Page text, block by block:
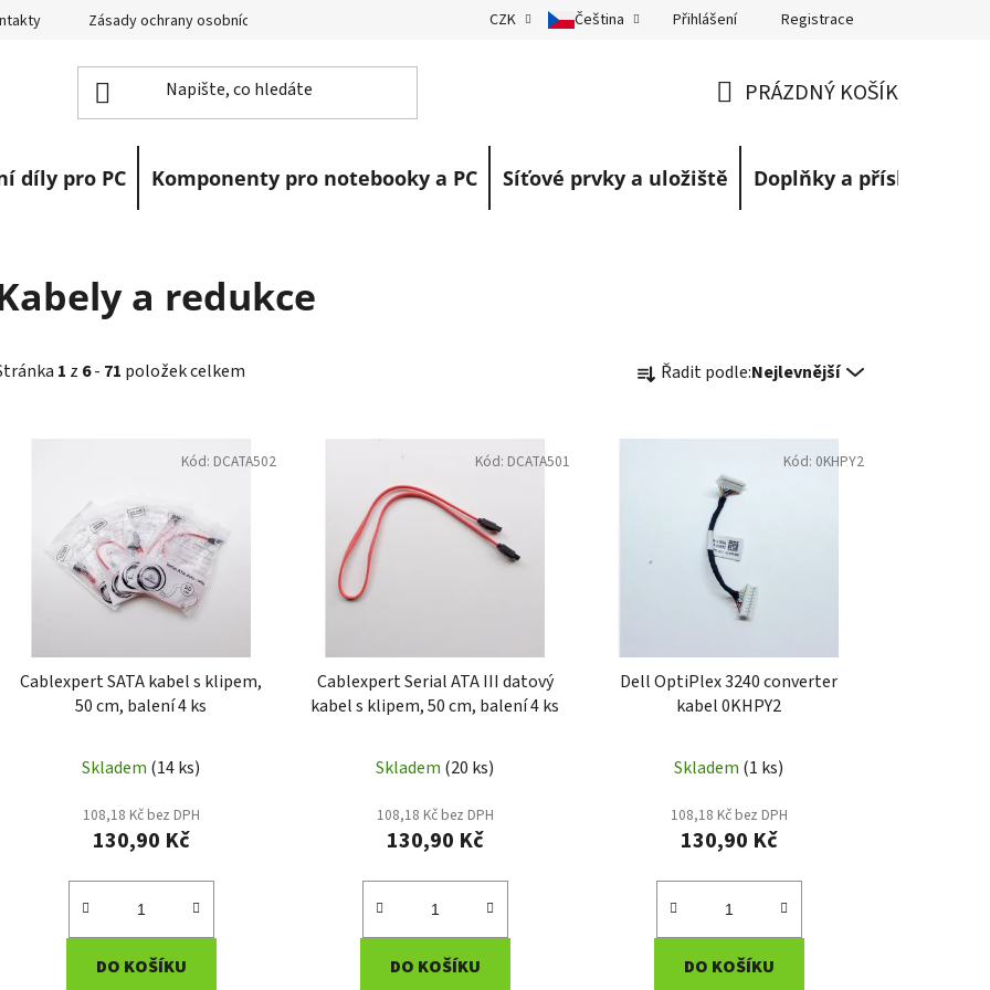
Zásady ochrany osobních údajů Reklamace Obchodní podmínky Blog
CZK Čeština Přihlášení Registrace
KOŠÍK
PRÁZDNÝ KOŠÍK
díly pro PC Komponenty pro notebooky a PC Síťové prvky a uložiště Doplňky a příslušenství
a redukce
1 z 6- 71 položek celkem a
e
k
t
Řadit podle:Nejlevnější
Cablexpert SATA kabel s klipem,
50 cm, balení 4 ks
Skladem (14 ks)
108,18 Kč bez DPH
130,90 Kč
DO KOŠÍKU
Kód: DCATA502
Cablexpert Serial ATA III datový
kabel s klipem, 50 cm, balení 4 ks
Skladem (20 ks)
108,18 Kč bez DPH
130,90 Kč
DO KOŠÍKU
Kód: DCATA501
Dell OptiPlex 3240 converter
kabel 0KHPY2
Skladem (1 ks)
108,18 Kč bez DPH
130,90 Kč
DO KOŠÍKU
Kód: 0KHPY2